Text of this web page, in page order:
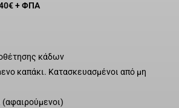
+ ΦΠΑ
κάδων
καπάκι. Κατασκευασμένοι από μη
(αφαιρούμενοι)